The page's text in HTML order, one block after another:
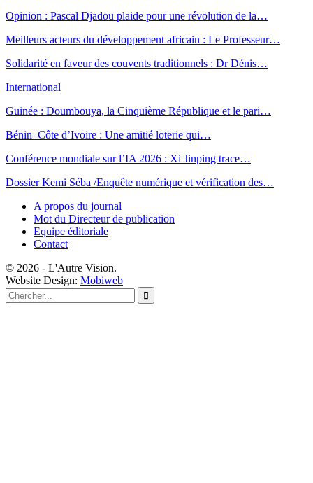
Opinion : Pascal Djadou plaide pour une révolution de la…
Meilleurs acteurs du développement africain : Le Professeur…
Solidarité en faveur des couvents traditionnels : Dr Dénis…
International
Guinée : Doumbouya, la Cinquième République et le pari…
Bénin–Côte d’Ivoire : Une amitié loterie qui…
Conférence mondiale sur l’IA 2026 : Xi Jinping trace…
Dossier Kemi Séba /Enquête numérique et vérification des…
A propos du journal
Mot du Directeur de publication
Equipe éditoriale
Contact
© 2026 - L'Autre Vision.
Website Design: Mobiweb